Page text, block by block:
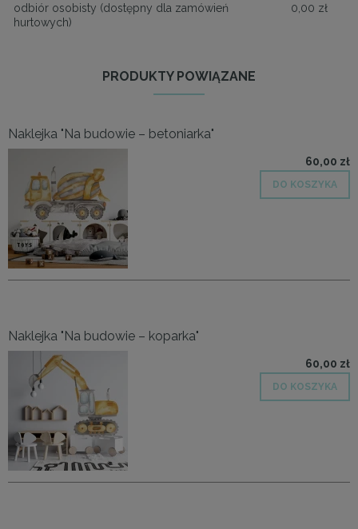
odbiór osobisty (dostępny dla zamówień
hurtowych)
0,00 zł
PRODUKTY POWIĄZANE
Naklejka "Na budowie – betoniarka"
60,00 zł
DO KOSZYKA
Naklejka "Na budowie – koparka"
60,00 zł
DO KOSZYKA